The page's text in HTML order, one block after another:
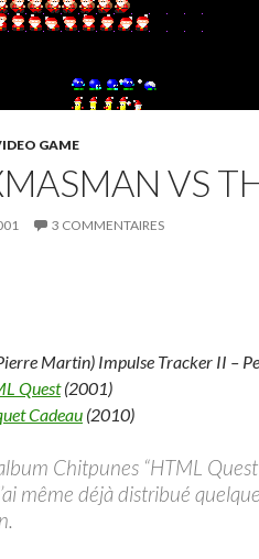
GAME
VS
3 COMMENTAIRES
Martin) Impulse Tracker II –
Quest(2001)
Cadeau (2010)
Chitpunes “HTML
même déjà distribué